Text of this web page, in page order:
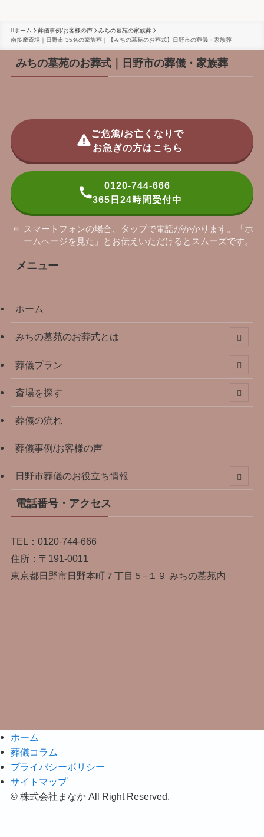
お気軽にお電話・ご相談ください
ホーム 葬儀事例/お客様の声
みちの墓苑の家族葬
南多摩斎場｜日野市 35名の家族葬｜【みちの墓苑のお葬式】日野市の葬儀・家族葬
みちの墓苑のお葬式｜日野市の葬儀・家族葬
ご危篤/お亡くなりで
お急ぎの方はこちら
0120-744-666
365日24時間受付中
スマートフォンの場合、タップで電話がかかります。「ホ
ームページを見た」とお伝えいただけるとスムーズです。
メニュー
ホーム
みちの墓苑のお葬式とは
葬儀プラン
斎場を探す
葬儀の流れ
葬儀事例/お客様の声
日野市葬儀のお役立ち情報
電話番号・アクセス
TEL：0120-744-666
住所：〒191-0011
東京都日野市日野本町７丁目５−１９ みちの墓苑内
ホーム
葬儀コラム
プライバシーポリシー
サイトマップ
©株式会社まなか All Right Reserved.